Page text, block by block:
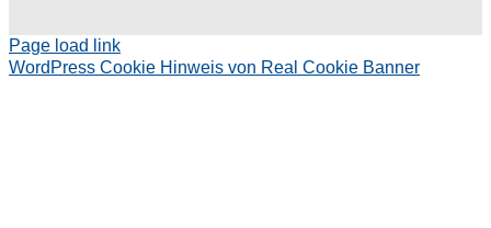
Page load link
WordPress Cookie Hinweis von Real Cookie Banner